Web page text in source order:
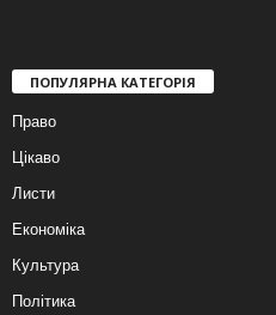
ПОПУЛЯРНА КАТЕГОРІЯ
Право
Цікаво
Листи
Економіка
Культура
Політика